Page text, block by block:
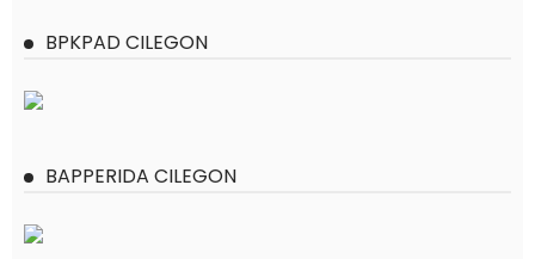
BPKPAD CILEGON
BAPPERIDA CILEGON